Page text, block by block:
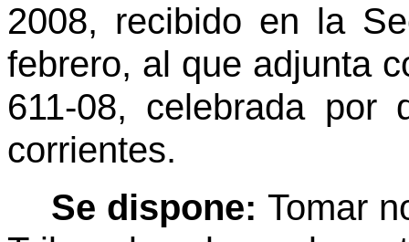
2008, recibido en la
febrero, al que adjunta
611-08, celebrada
corrientes.
Se dispone:Tomar